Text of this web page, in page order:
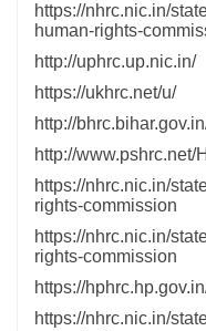
https://nhrc.nic.in/
human-rights-
http://uphrc.up.nic.in/
https://ukhrc.net/u/
http://
http://www.pshrc.net/
https://nhrc.nic.in/
rights-commission
https://nhrc.nic.in/
rights-commission
https://
https://nhrc.nic.in/